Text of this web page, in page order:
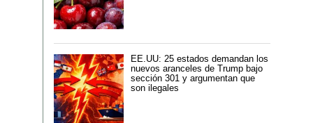
EE.UU: 25 estados demandan los
nuevos aranceles de Trump bajo
sección 301 y argumentan que
son ilegales